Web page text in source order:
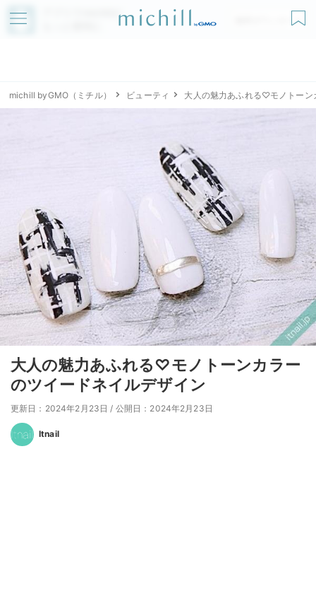
アプリでmichillが
無料ダウンロード
michill byGMO（ミチル） ビューティ 大人の魅力あふれる♡モノトーン
大人の魅力あふれる♡モノトーンカラー
のツイードネイルデザイン
更新日：2024年2月23日 / 公開日：2024年2月23日
Itnail